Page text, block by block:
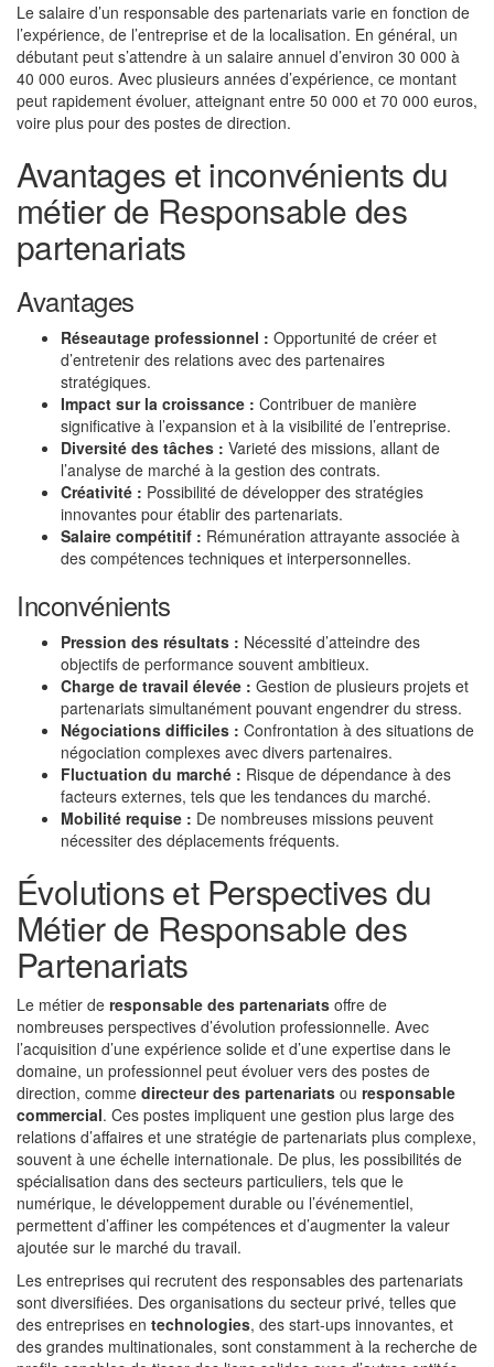
Le salaire d’un responsable des partenariats varie en fonction de
l’expérience, de l’entreprise et de la localisation. En général, un
débutant peut s’attendre à un salaire annuel d’environ 30 000 à
40 000 euros. Avec plusieurs années d’expérience, ce montant
peut rapidement évoluer, atteignant entre 50 000 et 70 000 euros,
voire plus pour des postes de direction.
Avantages et inconvénients du
métier de Responsable des
partenariats
Avantages
Réseautage professionnel : Opportunité de créer et
d’entretenir des relations avec des partenaires
stratégiques.
Impact sur la croissance : Contribuer de manière
significative à l’expansion et à la visibilité de l’entreprise.
Diversité des tâches : Varieté des missions, allant de
l’analyse de marché à la gestion des contrats.
Créativité : Possibilité de développer des stratégies
innovantes pour établir des partenariats.
Salaire compétitif : Rémunération attrayante associée à
des compétences techniques et interpersonnelles.
Inconvénients
Pression des résultats : Nécessité d’atteindre des
objectifs de performance souvent ambitieux.
Charge de travail élevée : Gestion de plusieurs projets et
partenariats simultanément pouvant engendrer du stress.
Négociations difficiles : Confrontation à des situations de
négociation complexes avec divers partenaires.
Fluctuation du marché : Risque de dépendance à des
facteurs externes, tels que les tendances du marché.
Mobilité requise : De nombreuses missions peuvent
nécessiter des déplacements fréquents.
Évolutions et Perspectives du
Métier de Responsable des
Partenariats
Le métier de responsable des partenariats offre de
nombreuses perspectives d’évolution professionnelle. Avec
l’acquisition d’une expérience solide et d’une expertise dans le
domaine, un professionnel peut évoluer vers des postes de
direction, comme directeur des partenariats ou responsable
commercial. Ces postes impliquent une gestion plus large des
relations d’affaires et une stratégie de partenariats plus complexe,
souvent à une échelle internationale. De plus, les possibilités de
spécialisation dans des secteurs particuliers, tels que le
numérique, le développement durable ou l’événementiel,
permettent d’affiner les compétences et d’augmenter la valeur
ajoutée sur le marché du travail.
Les entreprises qui recrutent des responsables des partenariats
sont diversifiées. Des organisations du secteur privé, telles que
des entreprises en technologies, des start-ups innovantes, et
des grandes multinationales, sont constamment à la recherche de